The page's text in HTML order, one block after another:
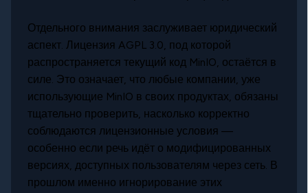
Отдельного внимания заслуживает юридический
аспект. Лицензия AGPL 3.0, под которой
распространяется текущий код MinIO, остаётся в
силе. Это означает, что любые компании, уже
использующие MinIO в своих продуктах, обязаны
тщательно проверить, насколько корректно
соблюдаются лицензионные условия —
особенно если речь идёт о модифицированных
версиях, доступных пользователям через сеть. В
прошлом именно игнорирование этих